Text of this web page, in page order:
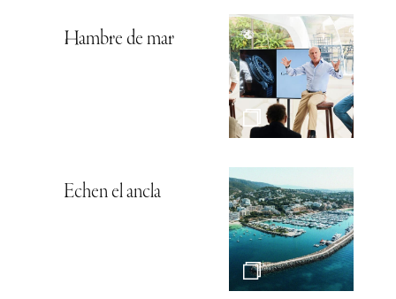
Hambre de mar
Echen el ancla